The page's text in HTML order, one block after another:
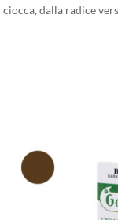
dalla radice